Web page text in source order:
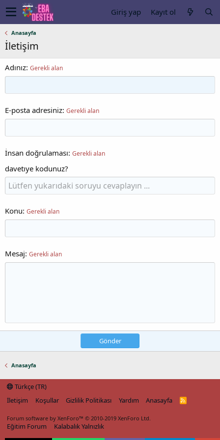
Giriş yap Kayıt ol
Anasayfa
İletişim
Adınız Gerekli alan
E-posta adresiniz Gerekli alan
İnsan doğrulaması Gerekli alan
davetıye kodunuz?
Konu Gerekli alan
Mesaj Gerekli alan
Gönder
Anasayfa
Türkçe (TR)
İletişim
Koşullar Gizlilik Politikası Yardım Anasayfa
R
Forum software by XenForo™ © 2010-2019 XenForo Ltd.
Eğitim Forum Kalabalık Yalnızlık